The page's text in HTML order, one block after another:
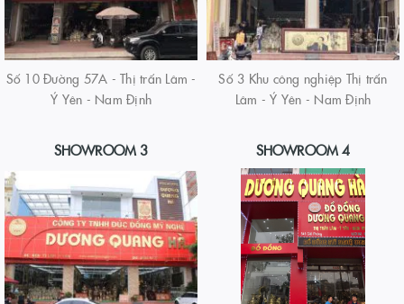
Số 10 Đường 57A - Thị trấn Lâm -
Ý Yên - Nam Định
Số 3 Khu công nghiệp Thị trấn
Lâm - Ý Yên - Nam Định
SHOWROOM 3 SHOWROOM 4